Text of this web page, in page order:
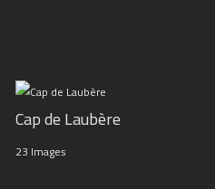
Cap de Laubère
23 Images